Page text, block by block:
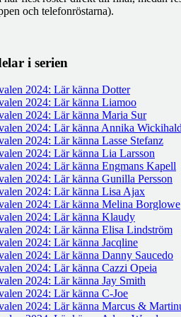
och telefonröstarna).
i serien
2024: Lär känna Dotter
2024: Lär känna Liamoo
2024: Lär känna Maria Sur
2024: Lär känna Annika
2024: Lär känna Lasse Stefanz
2024: Lär känna Lia Larsson
2024: Lär känna Engmans Kapell
2024: Lär känna Gunilla Persson
2024: Lär känna Lisa Ajax
2024: Lär känna Melina Borglowe
2024: Lär känna Klaudy
2024: Lär känna Elisa Lindström
2024: Lär känna Jacqline
2024: Lär känna Danny Saucedo
2024: Lär känna Cazzi Opeia
2024: Lär känna Jay Smith
2024: Lär känna C-Joe
2024: Lär känna Marcus &